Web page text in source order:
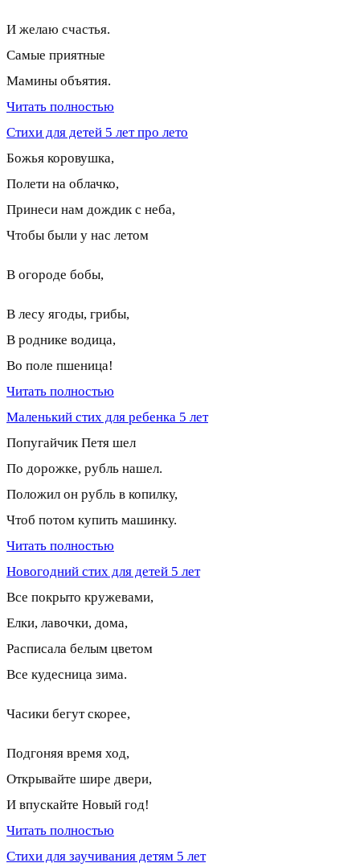
И желаю счастья.
Самые приятные
Мамины объятия.
Читать полностью
Стихи для детей 5 лет про лето
Божья коровушка,
Полети на облачко,
Принеси нам дождик с неба,
Чтобы были у нас летом
В огороде бобы,
В лесу ягоды, грибы,
В роднике водица,
Во поле пшеница!
Читать полностью
Маленький стих для ребенка 5 лет
Попугайчик Петя шел
По дорожке, рубль нашел.
Положил он рубль в копилку,
Чтоб потом купить машинку.
Читать полностью
Новогодний стих для детей 5 лет
Все покрыто кружевами,
Елки, лавочки, дома,
Расписала белым цветом
Все кудесница зима.
Часики бегут скорее,
Подгоняя время ход,
Открывайте шире двери,
И впускайте Новый год!
Читать полностью
Стихи для заучивания детям 5 лет